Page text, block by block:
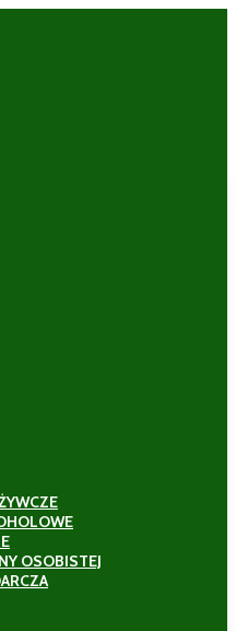
OSOBISTEJ